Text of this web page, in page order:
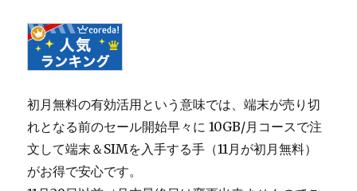
初月無料の有効活用という意味では、端末が売り切
れとなる前のセール開始早々に 10GB/月コースで注
文して端末＆SIMを入手する手（11月が初月無料）
がお得で安心です。